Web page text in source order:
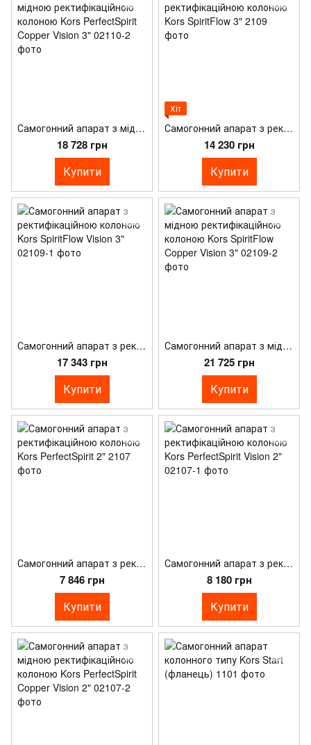
Самогонний апарат з мідною ректифікаційною колоною Kors PerfectSpirit Copper Vision 3"
18 728 грн
Купити
Хіт
Самогонний апарат з ректифікаційною колоною Kors SpiritFlow 3"
14 230 грн
Купити
Самогонний апарат з ректифікаційною колоною Kors SpiritFlow Vision 3"
17 343 грн
Купити
Самогонний апарат з мідною ректифікаційною колоною Kors SpiritFlow Copper Vision 3"
21 725 грн
Купити
Самогонний апарат з ректифікаційною колоною Kors PerfectSpirit 2"
7 846 грн
Купити
Самогонний апарат з ректифікаційною колоною Kors PerfectSpirit Vision 2"
8 180 грн
Купити